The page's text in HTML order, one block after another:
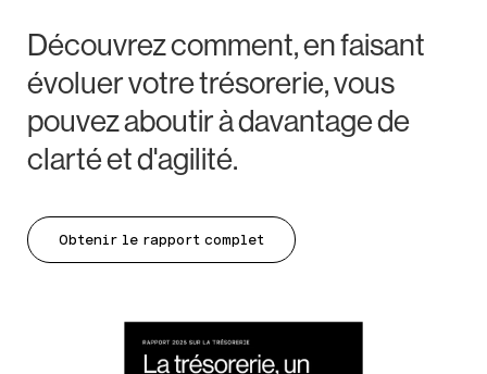
Découvrez comment, en faisant
évoluer votre trésorerie, vous
pouvez aboutir à davantage de
clarté et d'agilité.
Obtenir le rapport complet